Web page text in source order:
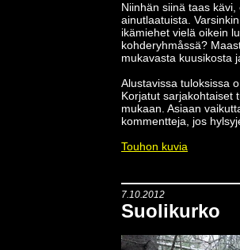
Niinhän siinä taas
ainutlaatuista.
ikämiehet vielä oikein
kohderyhmåssä?
mukavasta kuusikosta
Alustavissa tuloksissa
Korjatut sarjakohtaiset
mukaan. Asiaan
kommentteja, jos
Touhon kuvia
7.10.2012
Suolikurko